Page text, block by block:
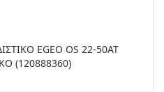
EGEO OS 22-50AT
(120888360)